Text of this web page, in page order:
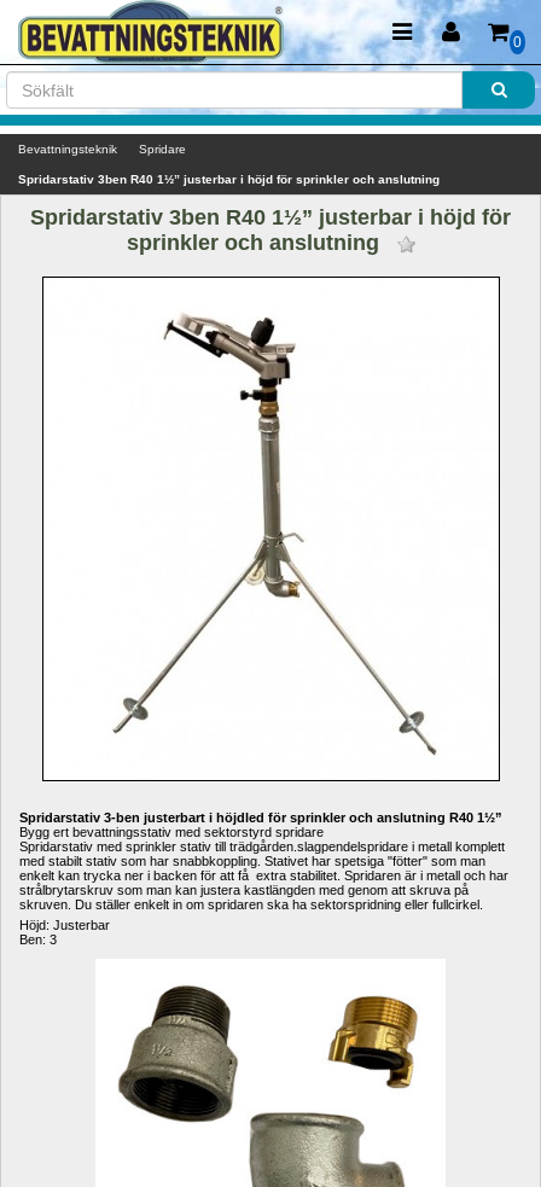
0
Bevattningsteknik Spridare
Spridarstativ 3ben R40 1½” justerbar i höjd för sprinkler och anslutning
Spridarstativ 3ben R40 1½” justerbar i höjd för
sprinkler och anslutning
Spridarstativ 3-ben justerbart i höjdled för sprinkler och anslutning R40 1½”
Bygg ert bevattningsstativ med sektorstyrd spridare
Spridarstativ med sprinkler stativ till trädgården.slagpendelspridare i metall komplett
med stabilt stativ som har snabbkoppling. Stativet har spetsiga "fötter" som man
enkelt kan trycka ner i backen för att få extra stabilitet. Spridaren är i metall och har
strålbrytarskruv som man kan justera kastlängden med genom att skruva på
skruven. Du ställer enkelt in om spridaren ska ha sektorspridning eller fullcirkel.
Höjd: Justerbar
Ben: 3